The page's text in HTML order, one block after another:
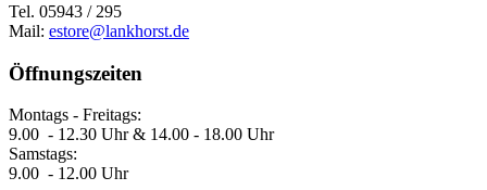
Tel. 05943 / 295
Mail: estore@lankhorst.de
Öffnungszeiten
Montags - Freitags:
9.00 - 12.30 Uhr & 14.00 - 18.00 Uhr
Samstags:
9.00 - 12.00 Uhr